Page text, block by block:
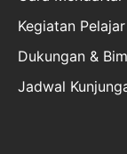
Kegiatan Pelajar
Dukungan &
Jadwal